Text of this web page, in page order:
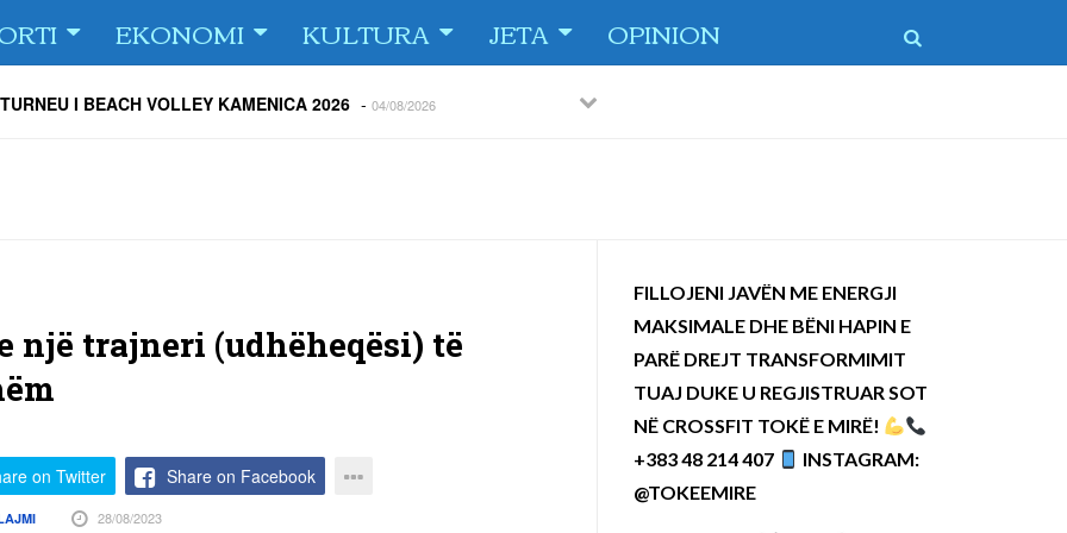
EKONOMI KULTURA JETA OPINION
i FC Drita në Europa Conference League - PreviousNext
një trajneri (udhëheqësi) të
on Twitter Share on Facebook
28/08/2023
FILLOJENI JAVËN ME ENERGJI
MAKSIMALE DHE BËNI HAPIN E
PARË DREJT TRANSFORMIMIT
TUAJ DUKE U REGJISTRUAR SOT
NË CROSSFIT TOKË E MIRË!
+383 48 214 407
INSTAGRAM:
@TOKEEMIRE